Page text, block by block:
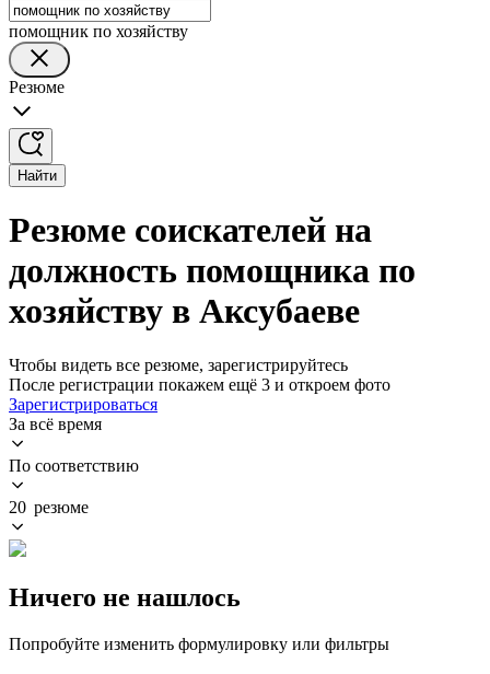
помощник по хозяйству
Резюме
Найти
Резюме соискателей на
должность помощника по
хозяйству в Аксубаеве
Чтобы видеть все резюме, зарегистрируйтесь
После регистрации покажем ещё 3 и откроем фото
Зарегистрироваться
За всё время
По соответствию
20 резюме
Ничего не нашлось
Попробуйте изменить формулировку или фильтры